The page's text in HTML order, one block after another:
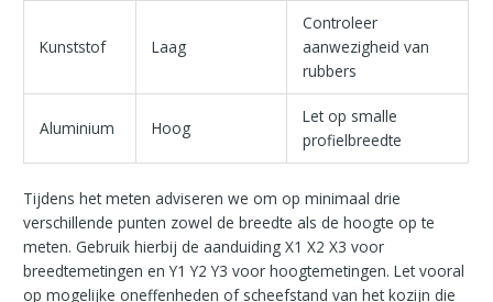
Kunststof Laag
Controleer
aanwezigheid van
rubbers
Aluminium Hoog
Let op smalle
profielbreedte
Tijdens het meten adviseren we om op minimaal drie
verschillende punten zowel de breedte als de hoogte op te
meten. Gebruik hierbij de aanduiding X1 X2 X3 voor
breedtemetingen en Y1 Y2 Y3 voor hoogtemetingen. Let vooral
op mogelijke oneffenheden of scheefstand van het kozijn die